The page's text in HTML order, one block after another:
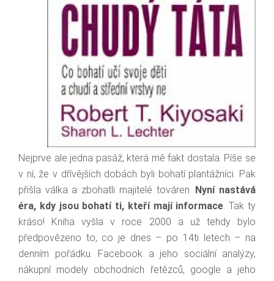
Nejprve ale jedna pasáž, která mě fakt dostala. Píše se
v ní, že v dřívějších dobách byli bohatí plantážníci. Pak
přišla válka a zbohatli majitelé továren. Nyní nastává
éra, kdy jsou bohatí ti, kteří mají informace. Tak ty
kráso! Kniha vyšla v roce 2000 a už tehdy bylo
předpovězeno to, co je dnes – po 14ti letech – na
denním pořádku. Facebook a jeho sociální analýzy,
nákupní modely obchodních řetězců, google a jeho